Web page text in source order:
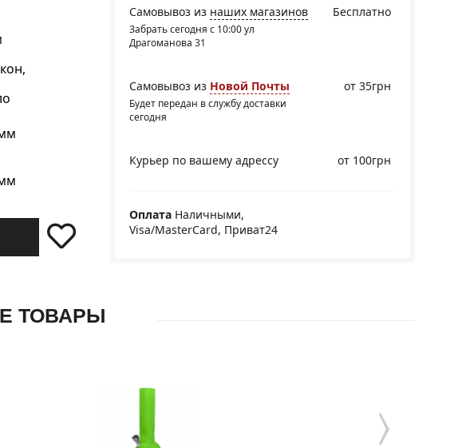
Бесплатно
Самовывоз из наших магазинов
Забрать сегодня с 10:00 ул
Драгоманова 31
Самовывоз из Новой Почты
Будет передан в службу доставки
сегодня
от 35грн
Курьер по вашему адрессу от 100грн
Оплата Наличными,
Visa/MasterCard, Приват24
ТОВАРЫ